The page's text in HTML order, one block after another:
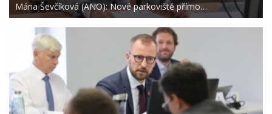
Mária Ševčíková (ANO): Nové parkoviště přímo…